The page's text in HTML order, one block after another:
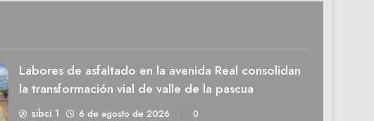
Labores de asfaltado en la avenida Real consolidan
la transformación vial de valle de la pascua
sibci 1 6 de agosto de 2026 0